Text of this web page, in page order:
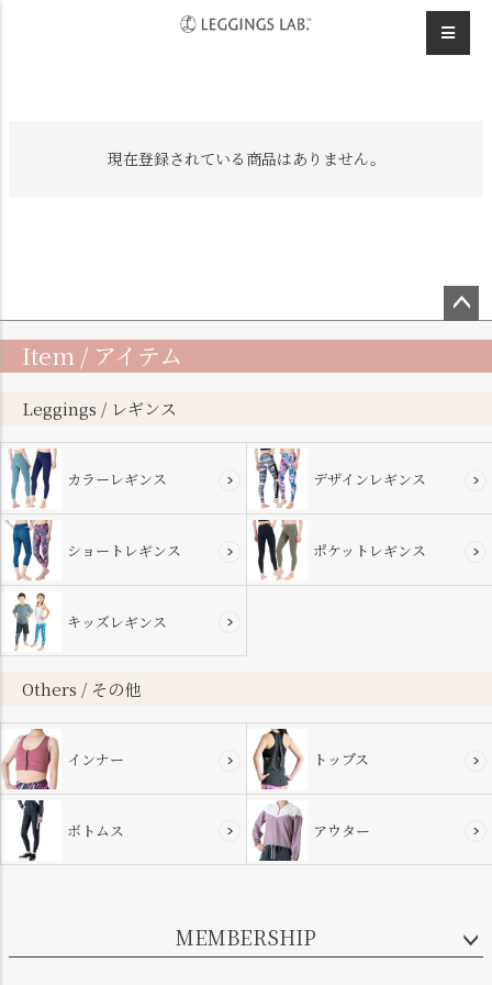
サイドライン
現在登録されている商品はありません。
ップ
Item / アイテム
Leggings / レギンス
カラーレギンス デザインレギンス
ショートレギンス ポケットレギンス
キッズレギンス
Others / その他
インナー トップス
ボトムス アウター
MEMBERSHIP